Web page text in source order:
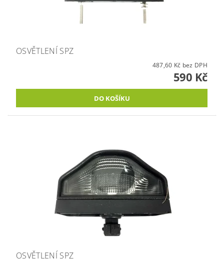
OSVĚTLENÍ SPZ
487,60 Kč bez DPH
590 Kč
OSVĚTLENÍ SPZ